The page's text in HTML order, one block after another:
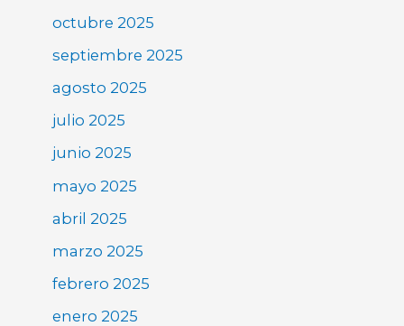
octubre 2025
septiembre 2025
agosto 2025
julio 2025
junio 2025
mayo 2025
abril 2025
marzo 2025
febrero 2025
enero 2025